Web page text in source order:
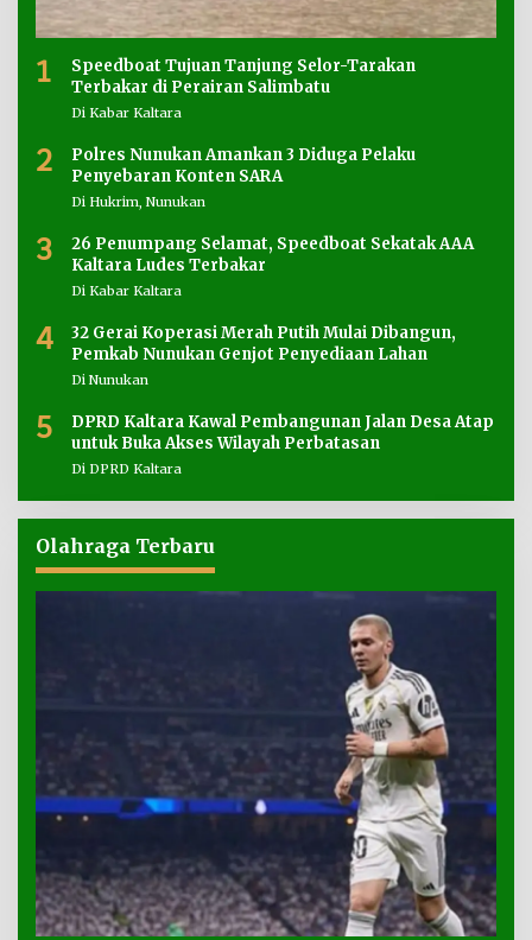
1
Speedboat Tujuan Tanjung Selor-Tarakan
Terbakar di Perairan Salimbatu
Di Kabar Kaltara
2
Polres Nunukan Amankan 3 Diduga Pelaku
Penyebaran Konten SARA
Di Hukrim, Nunukan
3
26 Penumpang Selamat, Speedboat Sekatak AAA
Kaltara Ludes Terbakar
Di Kabar Kaltara
4
32 Gerai Koperasi Merah Putih Mulai Dibangun,
Pemkab Nunukan Genjot Penyediaan Lahan
Di Nunukan
5
DPRD Kaltara Kawal Pembangunan Jalan Desa Atap
untuk Buka Akses Wilayah Perbatasan
Di DPRD Kaltara
Olahraga Terbaru